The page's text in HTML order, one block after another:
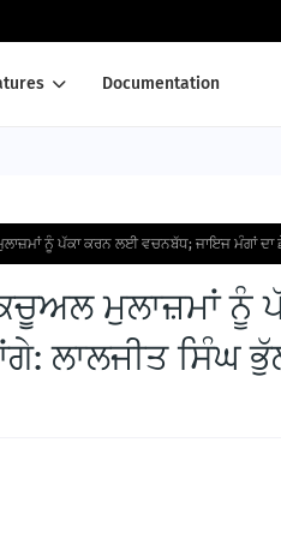
Documentation
ਨੂੰ ਪੱਕਾ ਕਰਨ ਲਈ ਵਚਨਬੱਧ; ਜਾਇਜ ਮੰਗਾਂ ਦਾ
ਮੁਲਾਜ਼ਮਾਂ
ਲਾਲਜੀਤ ਸਿੰਘ